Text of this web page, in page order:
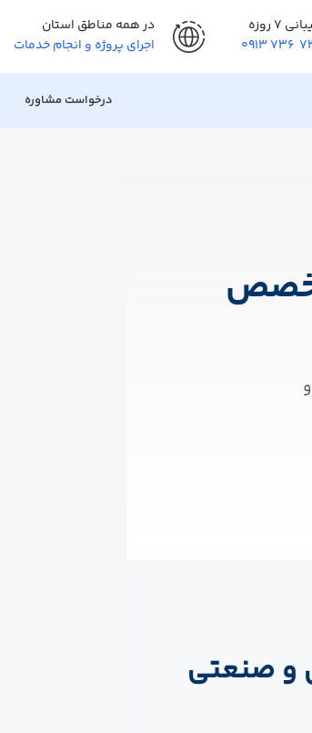
۷ روزه
در همه مناطق استان
اجرای پروژه و انجام خدمات
درخواست مشاوره
و صنعتی